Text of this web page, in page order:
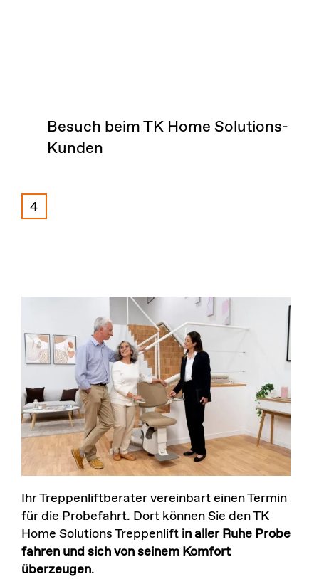
4
Besuch beim TK Home Solutions-
Kunden
Ihr Treppenliftberater vereinbart einen Termin
für die Probefahrt. Dort können Sie den TK
Home Solutions Treppenlift in aller Ruhe Probe
fahren und sich von seinem Komfort
überzeugen.